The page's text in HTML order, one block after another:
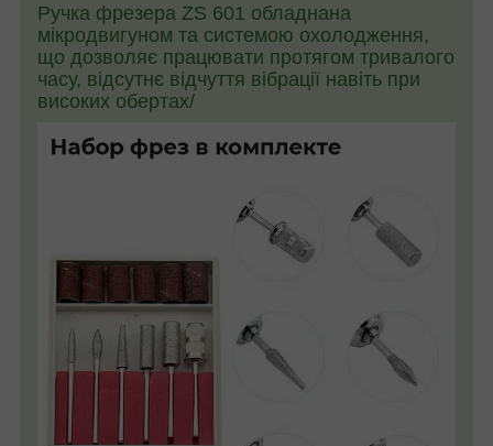
Ручка фрезера ZS 601 обладнана
мікродвигуном та системою охолодження,
що дозволяє працювати протягом тривалого
часу, відсутнє відчуття вібрації навіть при
високих обертах/